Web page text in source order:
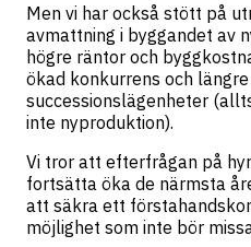
Men vi har också stött på
avmattning i byggandet av
högre räntor och
ökad konkurrens och
successionslägenheter
inte nyproduktion).
Vi tror att efterfrågan på
fortsätta öka de närmsta
att säkra ett
möjlighet som inte bör